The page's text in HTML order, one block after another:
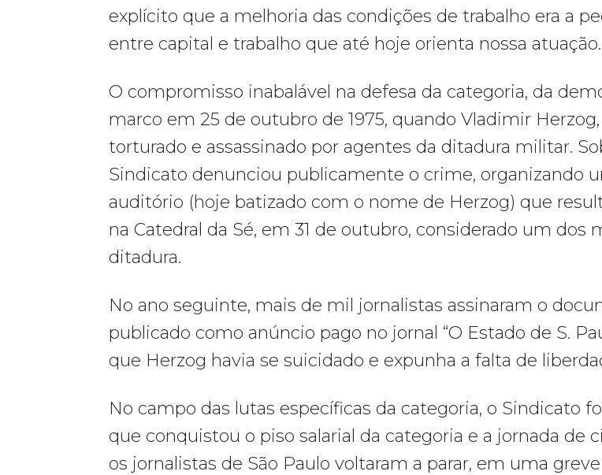
explícito que a melhoria das condições de trabalho era a
entre capital e trabalho que até hoje orienta nossa atuação.
O compromisso inabalável na defesa da categoria, da
marco em 25 de outubro de 1975, quando Vladimir
torturado e assassinado por agentes da ditadura militar.
Sindicato denunciou publicamente o crime, organizando
auditório (hoje batizado com o nome de Herzog) que
na Catedral da Sé, em 31 de outubro, considerado um
ditadura.
No ano seguinte, mais de mil jornalistas assinaram o
publicado como anúncio pago no jornal “O Estado de S.
que Herzog havia se suicidado e expunha a falta de
No campo das lutas específicas da categoria, o Sindicato
que conquistou o piso salarial da categoria e a jornada de
os jornalistas de São Paulo voltaram a parar, em uma